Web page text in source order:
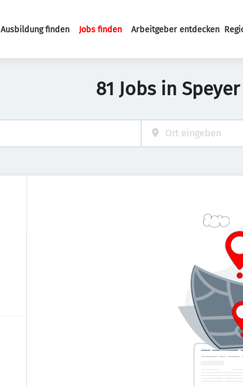
Haupt-Navigation
Ausbildung finden Jobs finden Arbeitgeber entdecken
81 Jobs in Speyer